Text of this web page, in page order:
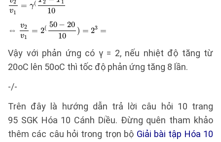
⇔
Vậy với phản ứng có γ = 2, nếu nhiệt độ tăng từ
20oC lên 50oC thì tốc độ phản ứng tăng 8 lần.
-/-
Trên đây là hướng dẫn trả lời câu hỏi 10 trang
95 SGK Hóa 10 Cánh Diều. Đừng quên tham khảo
thêm các câu hỏi trong trọn bộ Giải bài tập Hóa 10